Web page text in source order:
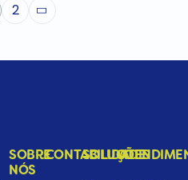
2
SOBRE
NÓS
CONTABILIDADE
SOLUÇÕES